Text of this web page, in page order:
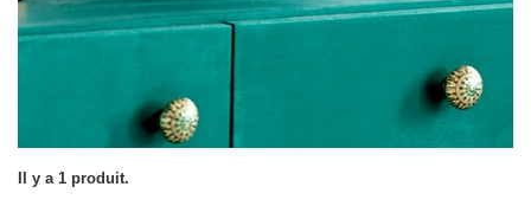
Il y a 1 produit.